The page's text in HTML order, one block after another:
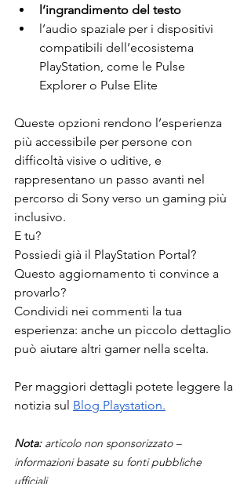
l’ingrandimento del testo
l’audio spaziale per i dispositivi
compatibili dell’ecosistema
PlayStation, come le Pulse
Explorer o Pulse Elite
Queste opzioni rendono l’esperienza
più accessibile per persone con
difficoltà visive o uditive, e
rappresentano un passo avanti nel
percorso di Sony verso un gaming più
inclusivo.
E tu?
Possiedi già il PlayStation Portal?
Questo aggiornamento ti convince a
provarlo?
Condividi nei commenti la tua
esperienza: anche un piccolo dettaglio
può aiutare altri gamer nella scelta.
Per maggiori dettagli potete leggere la
notizia sul Blog Playstation.
Nota: articolo non sponsorizzato –
informazioni basate su fonti pubbliche
ufficiali